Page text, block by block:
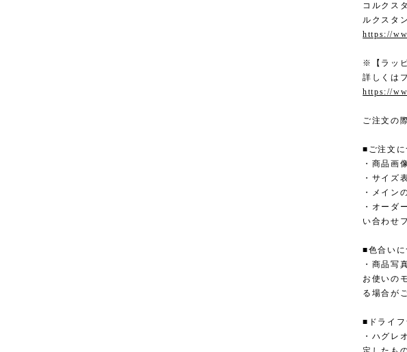
コルクス
ルクスタ
https://
※【ラッ
詳しくは
https://
ご注文の
■ご注文に
・商品画
・サイズ
・メイン
・オーダ
い合わせ
■色合いに
・商品写
お使いの
る場合が
■ドライ
・ハグレ